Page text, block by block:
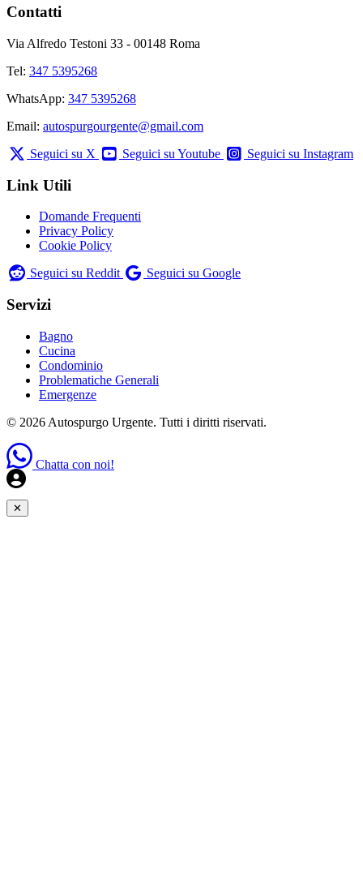
Contatti
Via Alfredo Testoni 33 - 00148 Roma
Tel: 347 5395268
WhatsApp: 347 5395268
Email: autospurgourgente@gmail.com
Seguici su X
Seguici su Youtube Seguici su Instagram
Link Utili
Domande Frequenti
Privacy Policy
Cookie Policy
Seguici su Reddit
Seguici su Google
Servizi
Bagno
Cucina
Condominio
Problematiche Generali
Emergenze
© 2026 Autospurgo Urgente. Tutti i diritti riservati.
Chatta con noi!
✕